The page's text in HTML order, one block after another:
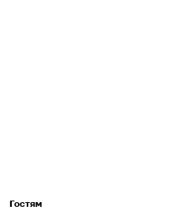
Гостям